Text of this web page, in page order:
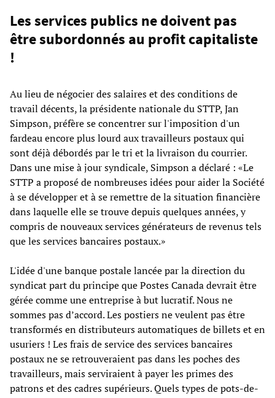
Les services publics ne doivent pas
être subordonnés au profit capitaliste
!
Au lieu de négocier des salaires et des conditions de
travail décents, la présidente nationale du STTP, Jan
Simpson, préfère se concentrer sur l'imposition d'un
fardeau encore plus lourd aux travailleurs postaux qui
sont déjà débordés par le tri et la livraison du courrier.
Dans une mise à jour syndicale, Simpson a déclaré : «Le
STTP a proposé de nombreuses idées pour aider la Société
à se développer et à se remettre de la situation financière
dans laquelle elle se trouve depuis quelques années, y
compris de nouveaux services générateurs de revenus tels
que les services bancaires postaux.»
L'idée d'une banque postale lancée par la direction du
syndicat part du principe que Postes Canada devrait être
gérée comme une entreprise à but lucratif. Nous ne
sommes pas d’accord. Les postiers ne veulent pas être
transformés en distributeurs automatiques de billets et en
usuriers ! Les frais de service des services bancaires
postaux ne se retrouveraient pas dans les poches des
travailleurs, mais serviraient à payer les primes des
patrons et des cadres supérieurs. Quels types de pots-de-